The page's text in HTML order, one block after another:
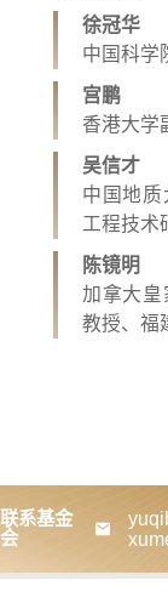
徐冠华
中国科学
宫鹏
香港大学
吴信才
中国地
工程技术
陈镜明
加拿大皇
教授、福
联系基金
会